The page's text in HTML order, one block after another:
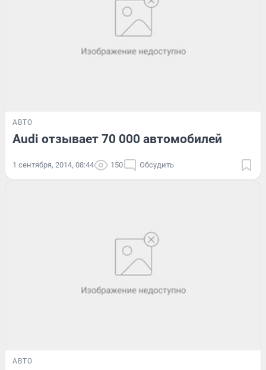
АВТО
Audi отзывает 70 000 автомобилей
1 сентября, 2014, 08:44 150 Обсудить
АВТО